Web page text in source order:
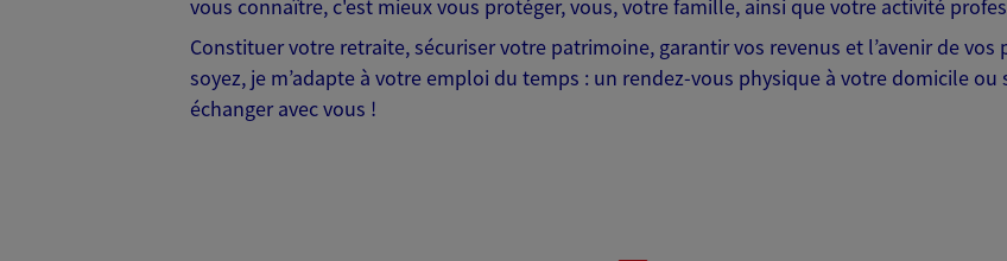
vous connaître, c'est mieux vous protéger, vous, votre famille, ainsi que votre activité
Constituer votre retraite, sécuriser votre patrimoine, garantir vos revenus et l’avenir de vos
soyez, je m’adapte à votre emploi du temps : un rendez-vous physique à votre domicile
échanger avec vous !